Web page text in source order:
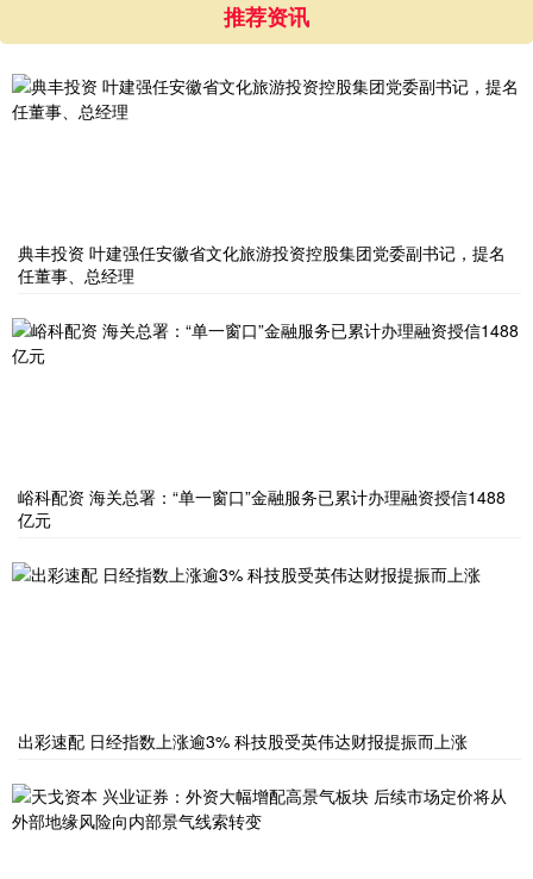
推荐资讯
典丰投资 叶建强任安徽省文化旅游投资控股集团党委副书记，提名
任董事、总经理
峪科配资 海关总署：“单一窗口”金融服务已累计办理融资授信1488
亿元
出彩速配 日经指数上涨逾3% 科技股受英伟达财报提振而上涨